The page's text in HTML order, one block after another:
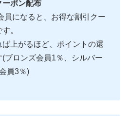
ポン配布
員になると、お得な割引クー
。
上がるほど、ポイントの還
ブロンズ会員1％、シルバー
員3％)